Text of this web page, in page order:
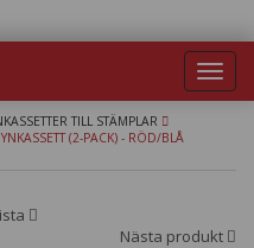
TILL STÄMPLAR
(2-PACK) - RÖD/BLÅ
Nästa produkt